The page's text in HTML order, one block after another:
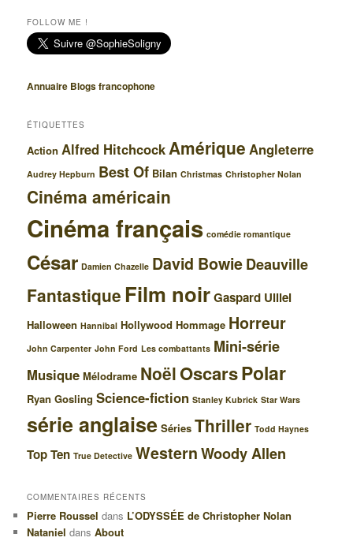
FOLLOW ME !
Annuaire Blogs francophone
ÉTIQUETTES
Action Alfred HitchcockAmérique Angleterre
Audrey Hepburn Best Of Bilan Christmas Christopher Nolan
Cinéma américain
Cinéma français comédie romantique
César Damien Chazelle David BowieDeauville
Fantastique Film noirGaspard Ulliel
Halloween Hannibal Hollywood Hommage Horreur
John Carpenter John Ford Les combattants Mini-série
Musique Mélodrame Noël OscarsPolar
Ryan Gosling Science-fiction Stanley Kubrick Star Wars
série anglaise Séries Thriller Todd Haynes
Top Ten True Detective WesternWoody Allen
COMMENTAIRES RÉCENTS
Pierre Roussel dans L’ODYSSÉE de Christopher Nolan
Nataniel dansAbout